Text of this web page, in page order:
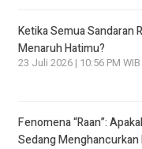
Ketika Semua Sandaran
Menaruh Hatimu?
23 Juli 2026 | 10:56 PM WIB
Fenomena “Raan”:
Sedang Menghancurkan